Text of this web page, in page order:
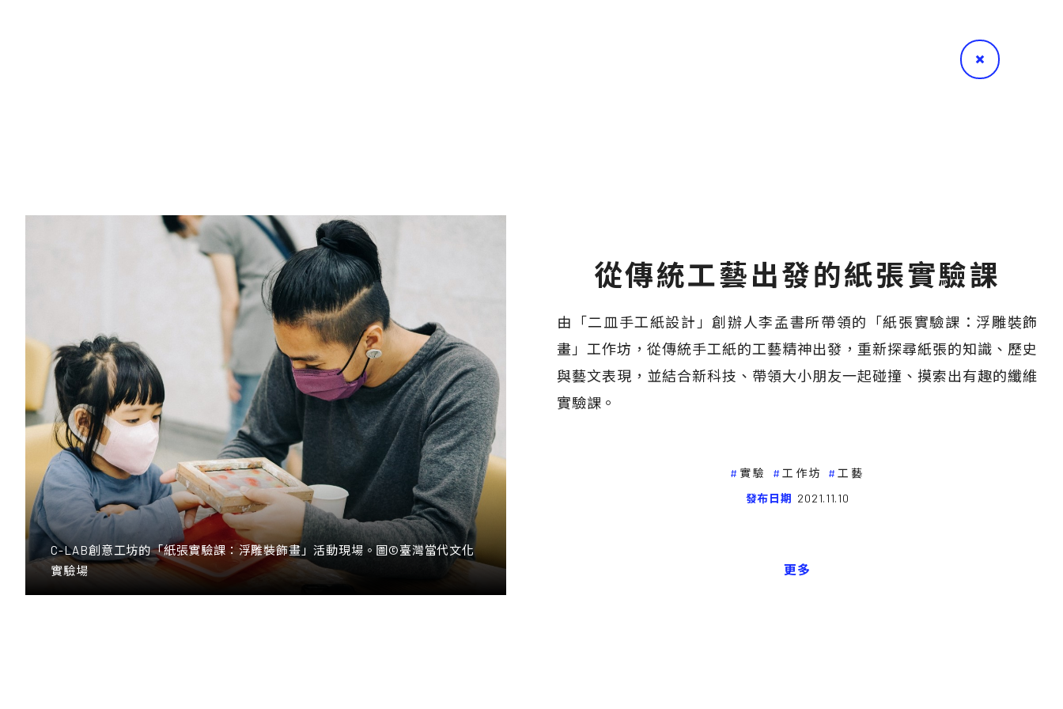
C-LAB創意工坊的「紙張實驗課：浮雕裝飾畫」活動現場。圖©臺灣當代文化
實驗場
從傳統工藝出發的紙張實驗課
由「二皿手工紙設計」創辦人李孟書所帶領的「紙張實驗課：浮雕裝飾
畫」工作坊，從傳統手工紙的工藝精神出發，重新探尋紙張的知識、歷史
與藝文表現，並結合新科技、帶領大小朋友一起碰撞、摸索出有趣的纖維
實驗課。
實驗 工作坊
工藝
發布日期 2021.11.10
更多